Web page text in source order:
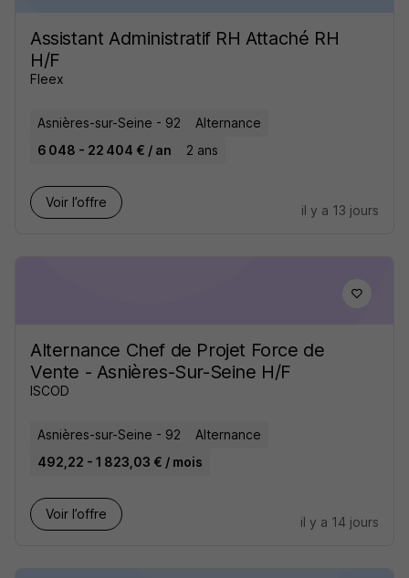
Assistant Administratif RH Attaché RH
H/F
Fleex
Asnières-sur-Seine - 92
Alternance
6 048 - 22 404 € / an
2 ans
Voir l’offre
il y a 13 jours
Alternance Chef de Projet Force de
Vente - Asnières-Sur-Seine H/F
ISCOD
Asnières-sur-Seine - 92
Alternance
492,22 - 1 823,03 € / mois
Voir l’offre
il y a 14 jours